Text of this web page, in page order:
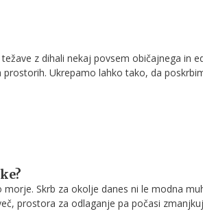
z dihali nekaj povsem običajnega in
prostorih. Ukrepamo lahko tako, da
Skrb za okolje danes ni le modna
prostora za odlaganje pa počasi